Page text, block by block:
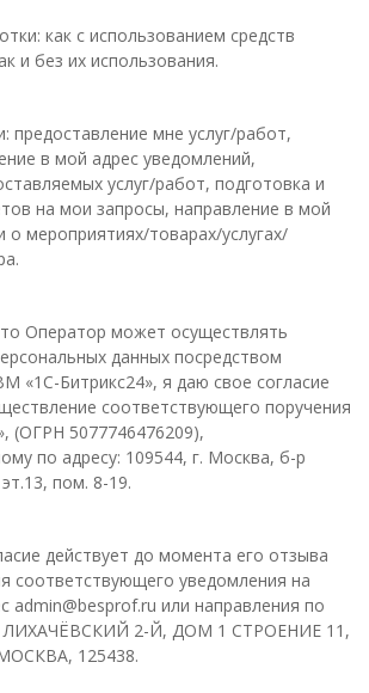
как с использованием средств
и без их использования.
предоставление мне услуг/работ,
в мой адрес уведомлений,
услуг/работ, подготовка и
на мои запросы, направление в мой
о мероприятиях/товарах/услугах/
Оператор может осуществлять
данных посредством
«1С-Битрикс24», я даю свое согласие
соответствующего поручения
(ОГРН 5077746476209),
по адресу: 109544, г. Москва, б-р
пом. 8-19.
действует до момента его отзыва
соответствующего уведомления на
admin@besprof.ru или направления по
ЛИХАЧЁВСКИЙ 2-Й, ДОМ 1 СТРОЕНИЕ 11,
125438.